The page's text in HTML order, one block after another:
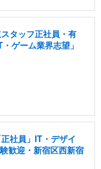
タッフ正社員・有
ゲーム業界志望」
社員」IT・デザイ
歓迎・新宿区西新宿